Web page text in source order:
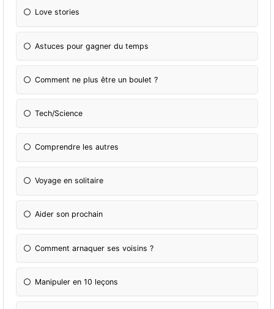
Love stories
Astuces pour gagner du temps
Comment ne plus être un boulet ?
Tech/Science
Comprendre les autres
Voyage en solitaire
Aider son prochain
Comment arnaquer ses voisins ?
Manipuler en 10 leçons